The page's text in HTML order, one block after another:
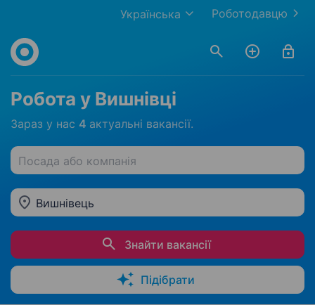
Роботодавцю
Українська
Робота у Вишнівці
Зараз у нас 4 актуальні вакансії.
Посада або компанія
Вишнівець
Знайти вакансії
Підібрати